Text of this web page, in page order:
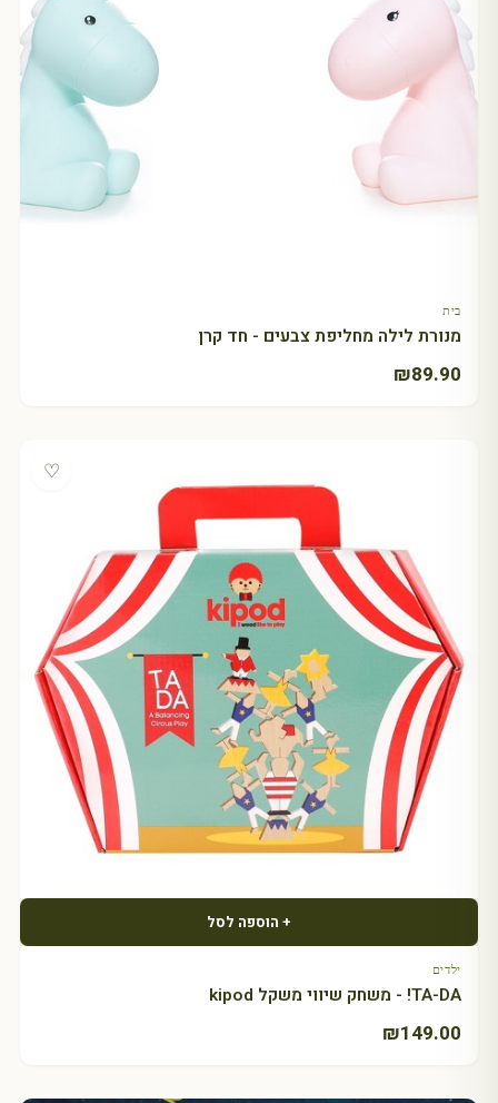
בית
מנורת לילה מחליפת צבעים - חד קרן
₪89.90
♡
+ הוספה לסל
ילדים
TA-DA! - משחק שיווי משקל kipod
₪149.00